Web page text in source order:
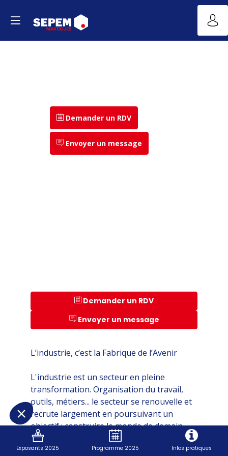
Demander un RDV
Envoyer un message
Demander un RDV
Envoyer un message
L’industrie, c’est la Fabrique de l’Avenir
L'industrie est un secteur en pleine
transformation. Organisation du travail,
outils, métiers... le secteur se renouvelle et
recrute largement en poursuivant un
objectif : construire le monde de demain.
Exposants 2025 Programme 2025 Infos pratiques